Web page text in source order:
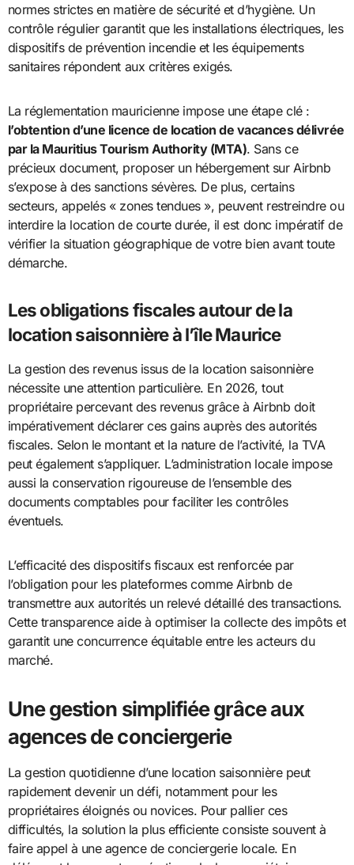
normes strictes en matière de sécurité et d’hygiène. Un
contrôle régulier garantit que les installations électriques, les
dispositifs de prévention incendie et les équipements
sanitaires répondent aux critères exigés.
La réglementation mauricienne impose une étape clé :
l’obtention d’une licence de location de vacances délivrée
par la Mauritius Tourism Authority (MTA). Sans ce
précieux document, proposer un hébergement sur Airbnb
s’expose à des sanctions sévères. De plus, certains
secteurs, appelés « zones tendues », peuvent restreindre ou
interdire la location de courte durée, il est donc impératif de
vérifier la situation géographique de votre bien avant toute
démarche.
Les obligations fiscales autour de la
location saisonnière à l’île Maurice
La gestion des revenus issus de la location saisonnière
nécessite une attention particulière. En 2026, tout
propriétaire percevant des revenus grâce à Airbnb doit
impérativement déclarer ces gains auprès des autorités
fiscales. Selon le montant et la nature de l’activité, la TVA
peut également s’appliquer. L’administration locale impose
aussi la conservation rigoureuse de l’ensemble des
documents comptables pour faciliter les contrôles
éventuels.
L’efficacité des dispositifs fiscaux est renforcée par
l’obligation pour les plateformes comme Airbnb de
transmettre aux autorités un relevé détaillé des transactions.
Cette transparence aide à optimiser la collecte des impôts et
garantit une concurrence équitable entre les acteurs du
marché.
Une gestion simplifiée grâce aux
agences de conciergerie
La gestion quotidienne d’une location saisonnière peut
rapidement devenir un défi, notamment pour les
propriétaires éloignés ou novices. Pour pallier ces
difficultés, la solution la plus efficiente consiste souvent à
faire appel à une agence de conciergerie locale. En